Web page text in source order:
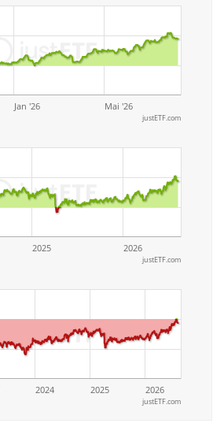
Jan '26 Mai '26
justETF.com
2025 2026
justETF.com
2024 2025 2026
justETF.com